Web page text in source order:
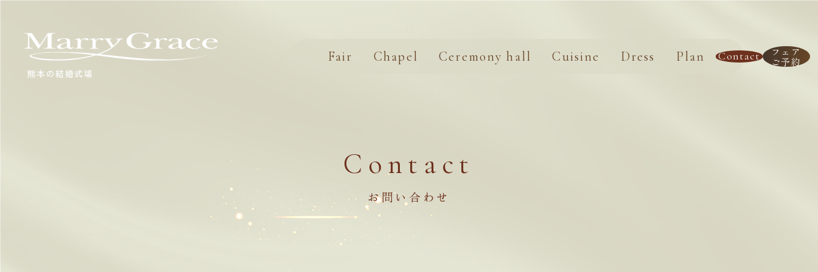
熊本の結婚式場
Fair Chapel Ceremony hall Cuisine Dress Plan Contact
フェア
ご予約
Contact
お問い合わせ